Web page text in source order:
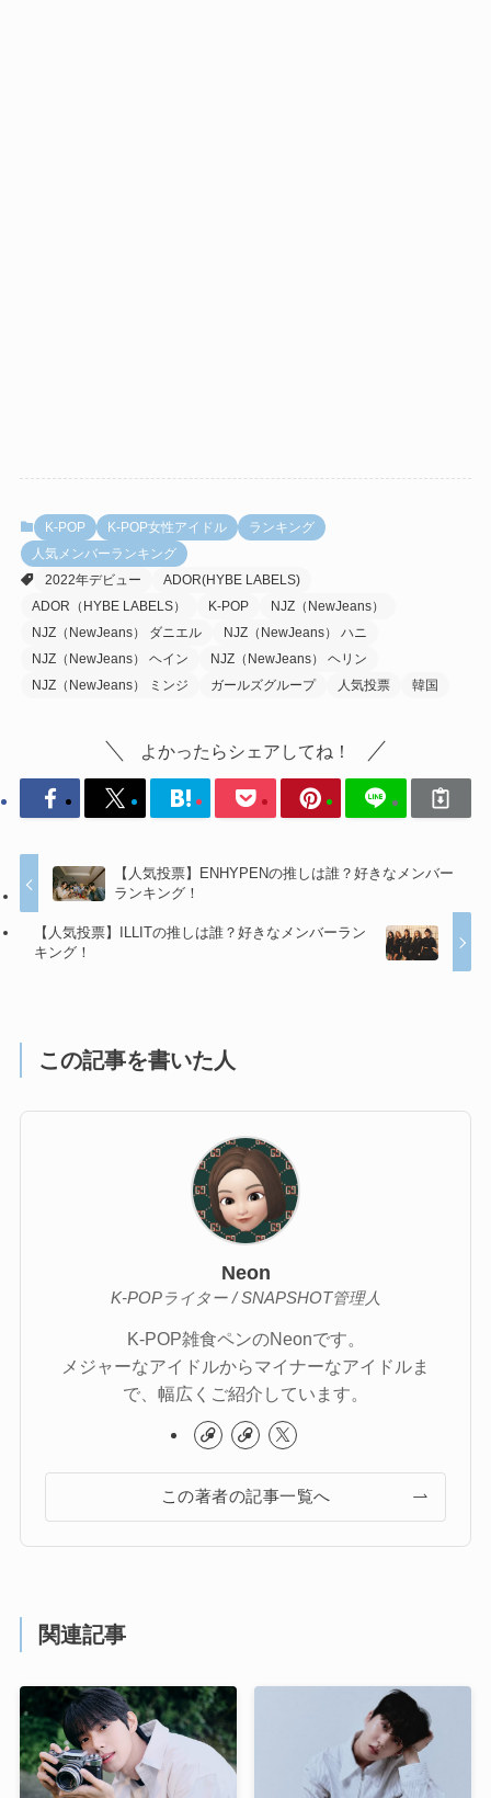
K-POP K-POP女性アイドル
ランキング
人気メンバーランキング
2022年デビュー
ADOR(HYBE LABELS)
ADOR（HYBE LABELS）
K-POP
NJZ（NewJeans）
NJZ（NewJeans） ダニエル
NJZ（NewJeans） ハニ
NJZ（NewJeans） ヘイン
NJZ（NewJeans） ヘリン
NJZ（NewJeans） ミンジ
ガールズグループ 人気投票 韓国
よかったらシェアしてね！
【人気投票】ENHYPENの推しは誰？好きなメンバー
ランキング！
【人気投票】ILLITの推しは誰？好きなメンバーラン
キング！
この記事を書いた人
Neon
K-POPライター / SNAPSHOT管理人
K-POP雑食ペンのNeonです。
メジャーなアイドルからマイナーなアイドルま
で、幅広くご紹介しています。
この著者の記事一覧へ
関連記事